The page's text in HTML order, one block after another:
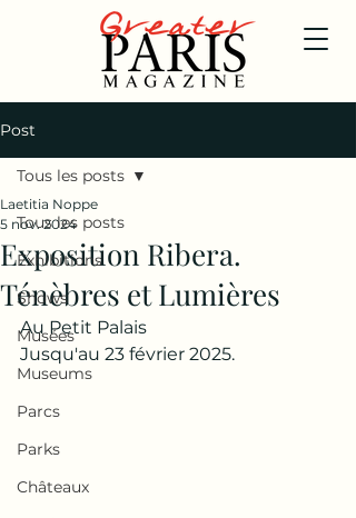
Post
Tous les posts
Exhibitions
Shows
Musées
Museums
Parcs
Parks
Châteaux
Tous les posts
Exposition Ribera.
Ténèbres et Lumières
Laetitia Noppe
5 nov. 2024
Au Petit Palais
Jusqu'au 23 février 2025.